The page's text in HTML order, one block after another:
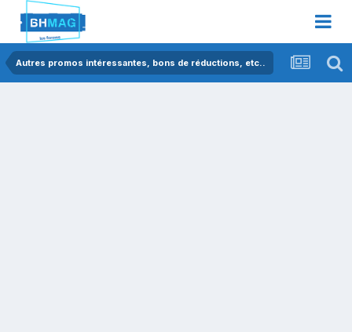
Autres promos intéressantes, bons de réductions, etc..